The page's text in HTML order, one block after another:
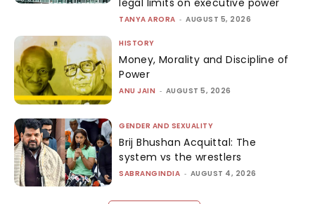
legal limits on executive power
TANYA ARORA - AUGUST 5, 2026
HISTORY
Money, Morality and Discipline of
Power
ANU JAIN - AUGUST 5, 2026
GENDER AND SEXUALITY
Brij Bhushan Acquittal: The
system vs the wrestlers
SABRANGINDIA - AUGUST 4, 2026